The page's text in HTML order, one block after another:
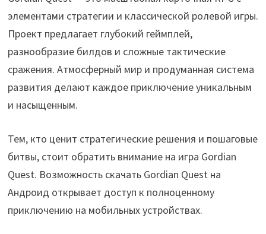
элементами стратегии и классической ролевой игры.
Проект предлагает глубокий геймплей,
разнообразие билдов и сложные тактические
сражения. Атмосферный мир и продуманная система
развития делают каждое приключение уникальным
и насыщенным.
Тем, кто ценит стратегические решения и пошаговые
битвы, стоит обратить внимание на игра Gordian
Quest. Возможность скачать Gordian Quest на
Андроид открывает доступ к полноценному
приключению на мобильных устройствах.